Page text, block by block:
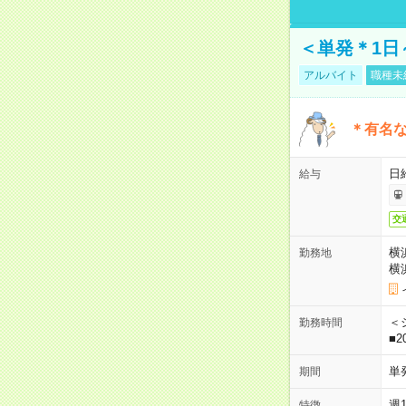
＜単発＊1
アルバイト 職種未
＊有名
給与 日
交
勤務地
横
横
勤務時間
＜
期間 単